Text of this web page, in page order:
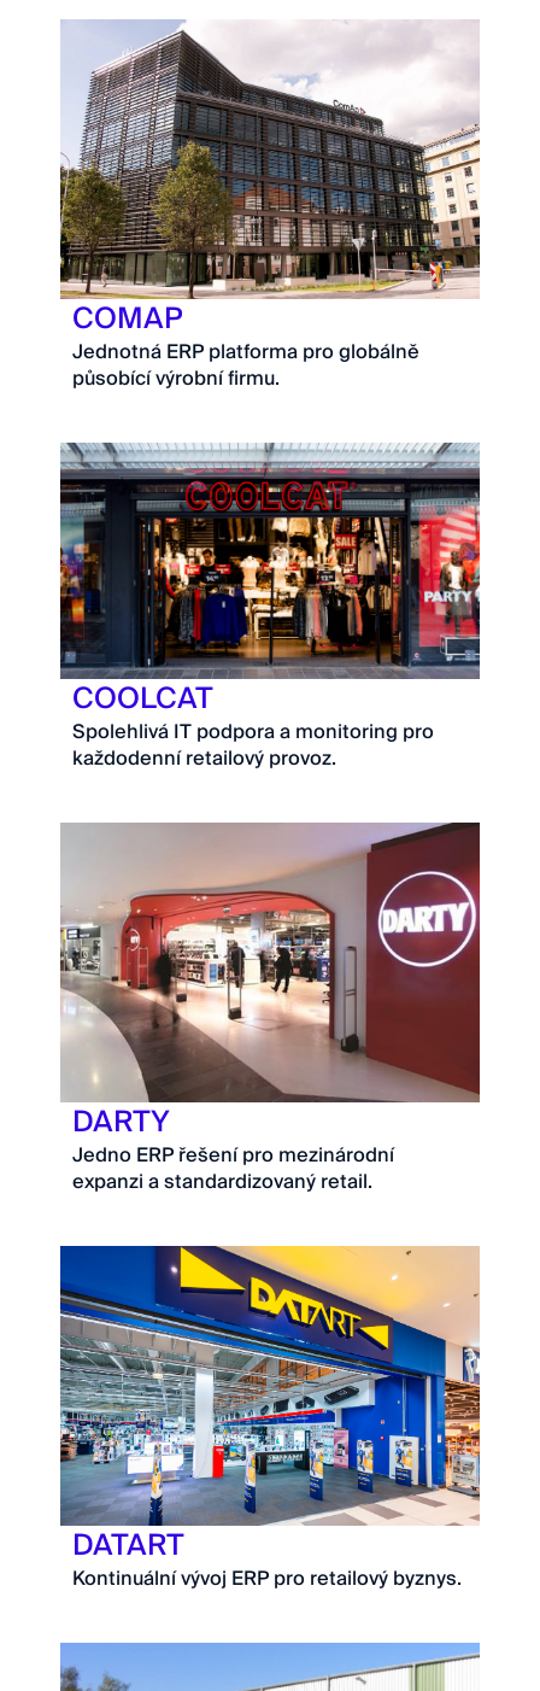
COMAP
Jednotná ERP platforma pro globálně
působící výrobní firmu.
COOLCAT
Spolehlivá IT podpora a monitoring pro
každodenní retailový provoz.
DARTY
Jedno ERP řešení pro mezinárodní
expanzi a standardizovaný retail.
DATART
Kontinuální vývoj ERP pro retailový byznys.